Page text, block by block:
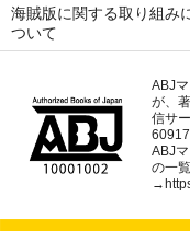
海賊版に関する取り組み
ついて
ABJ
が、
信サ
ABJ
の一
→